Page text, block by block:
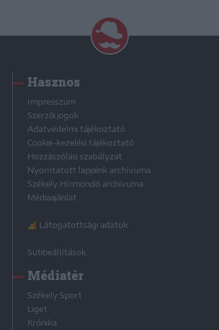
Hasznos
Impresszum
Szerzői jogok
Adatvédelmi tájékoztató
Cookie-kezelési tájékoztató
Hozzászólási szabályzat
Nyomtatott lapjaink archívuma
Székely Hírmondó archívuma
Médiaajánlat
Látogatottsági adatok
Sütibeállítások
Médiatér
Székely Sport
Liget
Krónika